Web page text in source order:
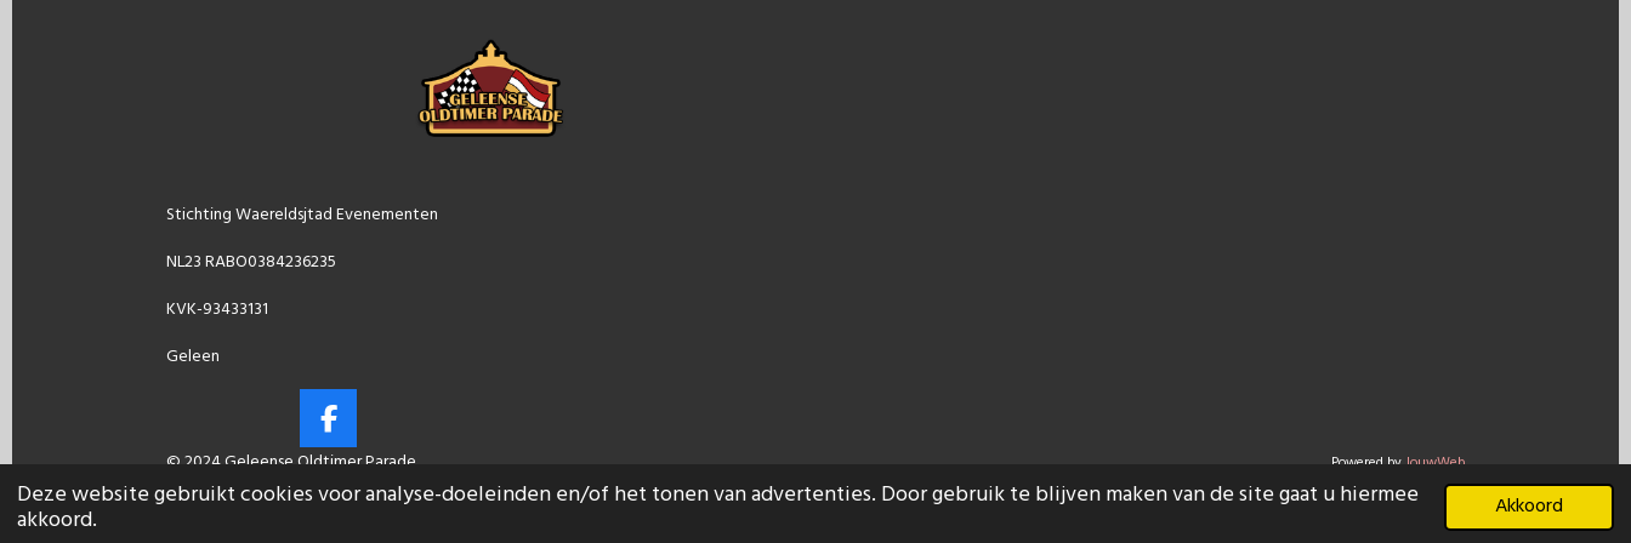
Deze website gebruikt cookies voor analyse-doeleinden en/of het tonen van advertenties. Door gebruik te blijven maken van de site gaat u hiermee
akkoord. Akkoord
Stichting Waereldsjtad Evenementen
NL23 RABO0384236235
KVK-93433131
Geleen
F
a
e
© 2024 Geleense Oldtimer Parade Powered by JouwWeb